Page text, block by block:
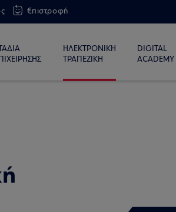
€πιστροφή
ΗΛΕΚΤΡΟΝΙΚΗ
ΤΡΑΠΕΖΙΚΗ
DIGITAL
ACADEMY